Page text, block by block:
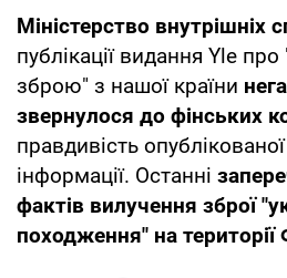
Міністерство внутрішніх
публікації видання Yle
зброю" з нашої країни
звернулося до фінських
правдивість
інформації. Останні
фактів вилучення зброї
походження" на території